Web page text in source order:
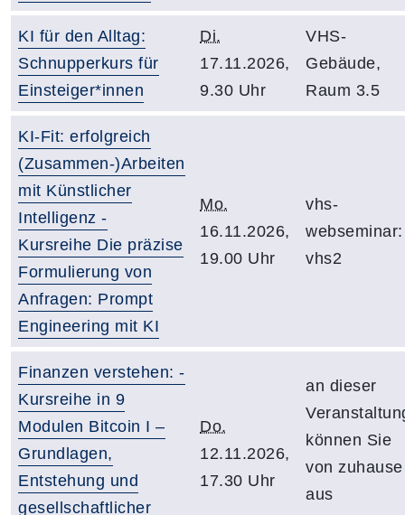
KI für den Alltag:
Schnupperkurs für
Einsteiger*innen
Di.
17.11.2026,
9.30 Uhr
VHS-
Gebäude,
Raum 3.5
KI-Fit: erfolgreich
(Zusammen-)Arbeiten
mit Künstlicher
Intelligenz -
Kursreihe Die präzise
Formulierung von
Anfragen: Prompt
Engineering mit KI
Mo.
16.11.2026,
19.00 Uhr
vhs-
webseminar:
vhs2
Finanzen verstehen: -
Kursreihe in 9
Modulen Bitcoin I –
Grundlagen,
Entstehung und
gesellschaftlicher
Do.
12.11.2026,
17.30 Uhr
an dieser
können Sie
von zuhause
aus